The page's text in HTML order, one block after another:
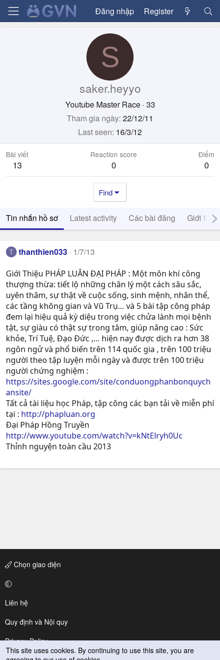
Đăng nhập Register
S
saker.heyyo
Youtube Master Race · 33
Tham gia ngày 22/12/11
Last seen 16/3/12
Bài viết
13
Reaction score
0
Điểm
0
Find
Tin nhắn hồ sơ Latest activity Các bài đăng Giới thiệu
T thanthien033 1/7/13
Giới Thiệu PHÁP LUÂN ĐẠI PHÁP : Một môn khí công
thượng thừa: tiết lộ những chân lý một cách sâu sắc,
uyên thâm, sự thật về cuộc sống, sinh mệnh, nhân thể,
các tầng không gian và Vũ Trụ… và 5 bài tập công pháp
đem lại hiệu quả kỳ diệu trong việc chửa lành mọi bệnh
tật, sự giàu có thật sự trong tâm, giúp nâng cao : Sức
khỏe, Trí Tuệ, Ðạo Ðức ,… hiện nay được dịch ra hơn 38
ngôn ngử và phổ biến trên 114 quốc gia , trên 100 triệu
người theo tập luyện mỗi ngày và được trên 100 triệu
người chứng nghiệm :
https://sites.google.com/site/conduongphanbonquych
ansite/
Tất cả tài liệu học Pháp, tập công các bạn tải về miễn phí
tại : http://phapluan.org
Đại Pháp Hồng Truyền
http://www.youtube.com/watch?v=kNtElryh0Uc
Thỉnh nguyện toàn cầu 2013
Chọn giao diện
Liên hệ
Quy định và Nội quy
Privacy Policy
This site uses cookies. By continuing to use this site, you are